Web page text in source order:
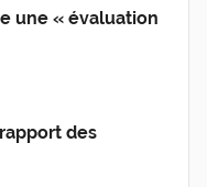
une « évaluation
des